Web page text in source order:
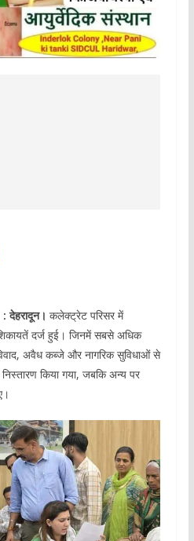
कलेक्ट्रेट परिसर में
दर्ज हुई। जिनमें सबसे अधिक
अवैध कब्जे और नागरिक सुविधाओं से
किया गया, जबकि अन्य पर